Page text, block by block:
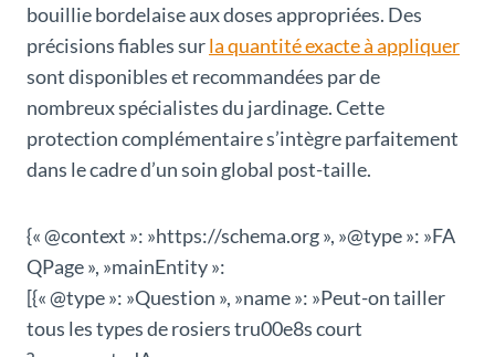
bouillie bordelaise aux doses appropriées. Des
précisions fiables surla quantité exacte à appliquer
sont disponibles et recommandées par de
nombreux spécialistes du jardinage. Cette
protection complémentaire s’intègre parfaitement
dans le cadre d’un soin global post-taille.
{« @context »: »https://schema.org », »@type »: »FA
QPage », »mainEntity »:
[{« @type »: »Question », »name »: »Peut-on tailler
tous les types de rosiers tru00e8s court